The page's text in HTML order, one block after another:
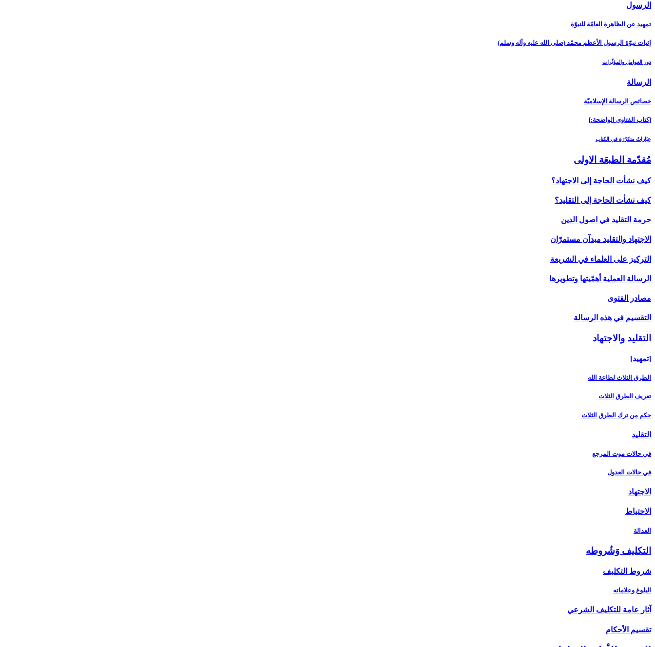
الرسول‏
تمهيد عن الظاهرة العامّة للنبوّة
إثبات نبوّة الرسول الأعظم محمّد (صلى الله عليه وآله وسلم)
دور العوامل والمؤثّرات
الرسالة
خصائص الرسالة الإسلاميّة
[كتاب الفتاوى الواضحة:]
عِبَاراتٌ متكرّرَة في الكتاب
مُقدّمة الطبعَة الاولى‏
كيف نشأت الحاجة إلى الاجتهاد؟
كيف نشأت الحاجة إلى التقليد؟
حرمة التقليد في اصول الدين
الاجتهاد والتقليد مبدآن مستمرّان
التركيز على العلماء في الشريعة
الرسالة العملية أهمّيتها وتطويرها
مصادر الفتوى
التقسيم في هذه الرسالة
التقليد والاجتهاد
[تمهيد]
الطرق الثلاث لطاعة الله
تعريف الطرق الثلاث
حكم من ترك الطرق الثلاث
التقليد
في حالات موت المرجع
في حالات العدول
الاجتهاد
الاحتياط
العدالة
التكليف وَشُروطه‏
شروط التكليف‏
البلوغ وعلاماته
آثار عامة للتكليف الشرعي‏
تقسيم الأحكام‏